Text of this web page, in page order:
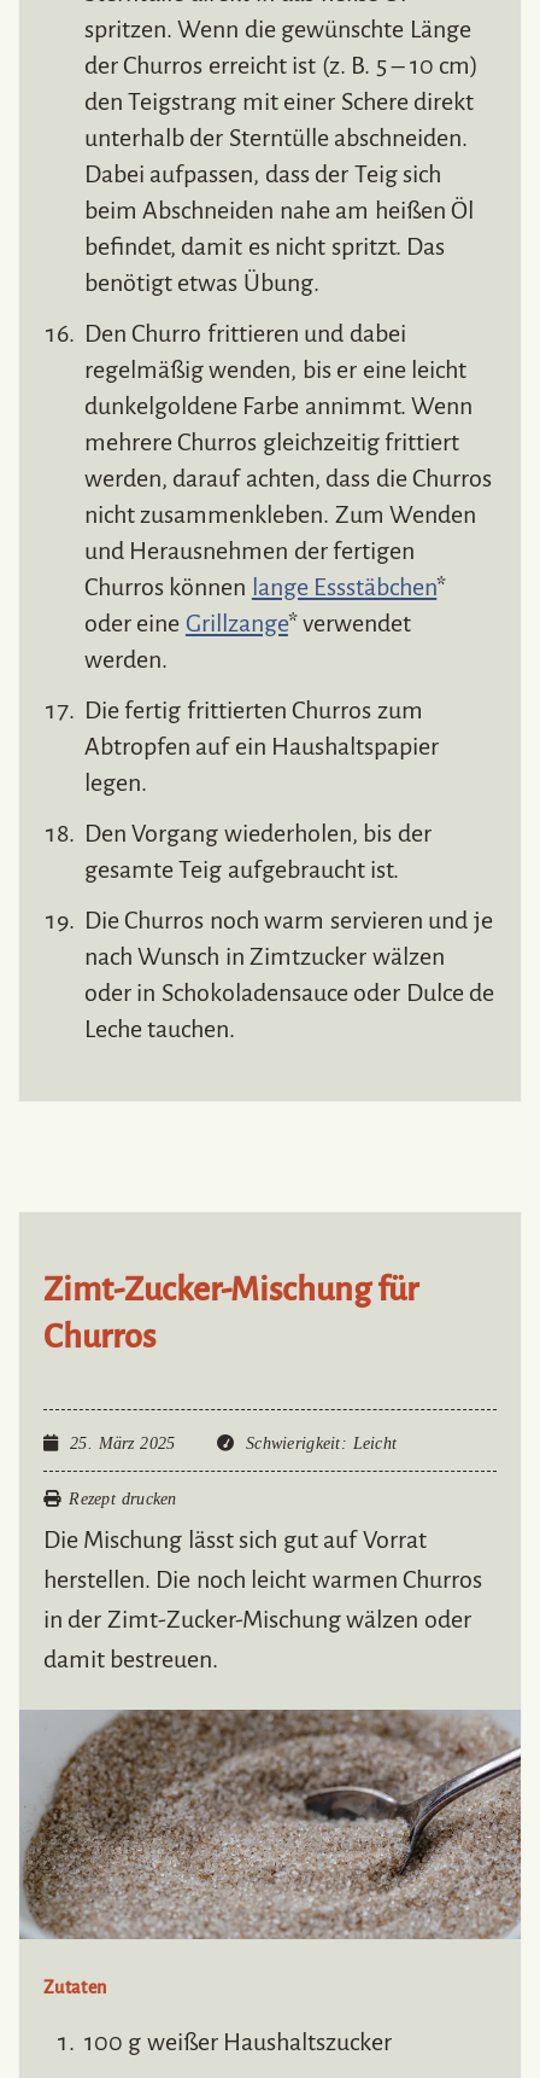
spritzen. Wenn die gewünschte Länge
der Churros erreicht ist (z. B. 5 – 10 cm)
den Teigstrang mit einer Schere direkt
unterhalb der Sterntülle abschneiden.
Dabei aufpassen, dass der Teig sich
beim Abschneiden nahe am heißen Öl
befindet, damit es nicht spritzt. Das
benötigt etwas Übung.
Den Churro frittieren und dabei
regelmäßig wenden, bis er eine leicht
dunkelgoldene Farbe annimmt. Wenn
mehrere Churros gleichzeitig frittiert
werden, darauf achten, dass die Churros
nicht zusammenkleben. Zum Wenden
und Herausnehmen der fertigen
Churros können lange Essstäbchen*
oder eine Grillzange* verwendet
werden.
Die fertig frittierten Churros zum
Abtropfen auf ein Haushaltspapier
legen.
Den Vorgang wiederholen, bis der
gesamte Teig aufgebraucht ist.
Die Churros noch warm servieren und je
nach Wunsch in Zimtzucker wälzen
oder in Schokoladensauce oder Dulce de
Leche tauchen.
Zimt-Zucker-Mischung für
Churros
25. März 2025 Schwierigkeit : Leicht
Rezept drucken
Die Mischung lässt sich gut auf Vorrat
herstellen. Die noch leicht warmen Churros
in der Zimt-Zucker-Mischung wälzen oder
damit bestreuen.
Zutaten
100 g weißer Haushaltszucker